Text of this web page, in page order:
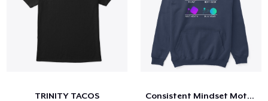
TRINITY TACOS Consistent Mindset Motivational